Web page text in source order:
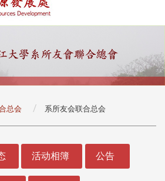
总会 系所友会联合总会
活动相簿 公告